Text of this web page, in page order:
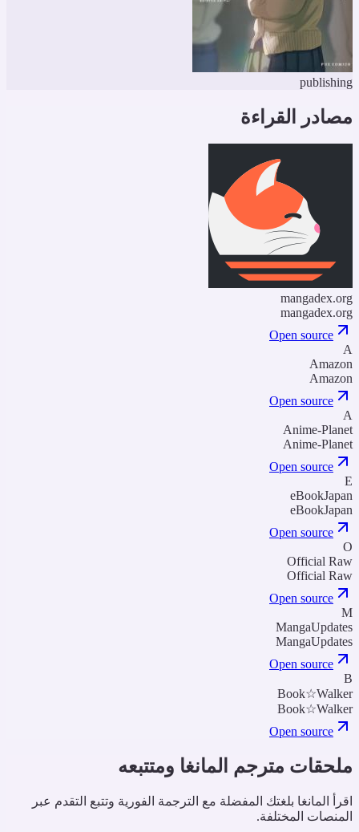
القراءة
Open source
Open source
Anime-
Anime-
Open source
Open source
Official
Official
Open source
Open source
Open source
مترجم المانغا ومتتبعه
المانغا بلغتك المفضلة مع الترجمة الفورية وتتبع التقدم عبر
المختلفة.